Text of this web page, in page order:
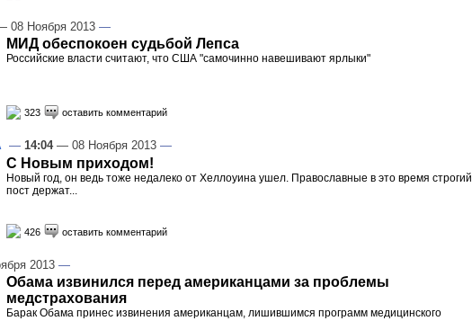
08 Ноября 2013 —
МИД обеспокоен судьбой Лепса
Российские власти считают, что США "самочинно навешивают ярлыки"
323 оставить комментарий
— 14:04— 08 Ноября 2013 —
С Новым приходом!
Новый год, он ведь тоже недалеко от Хеллоуина ушел. Православные в это время строгий
пост держат...
426 оставить комментарий
2013 —
Обама извинился перед американцами за проблемы
медстрахования
Барак Обама принес извинения американцам, лишившимся программ медицинского